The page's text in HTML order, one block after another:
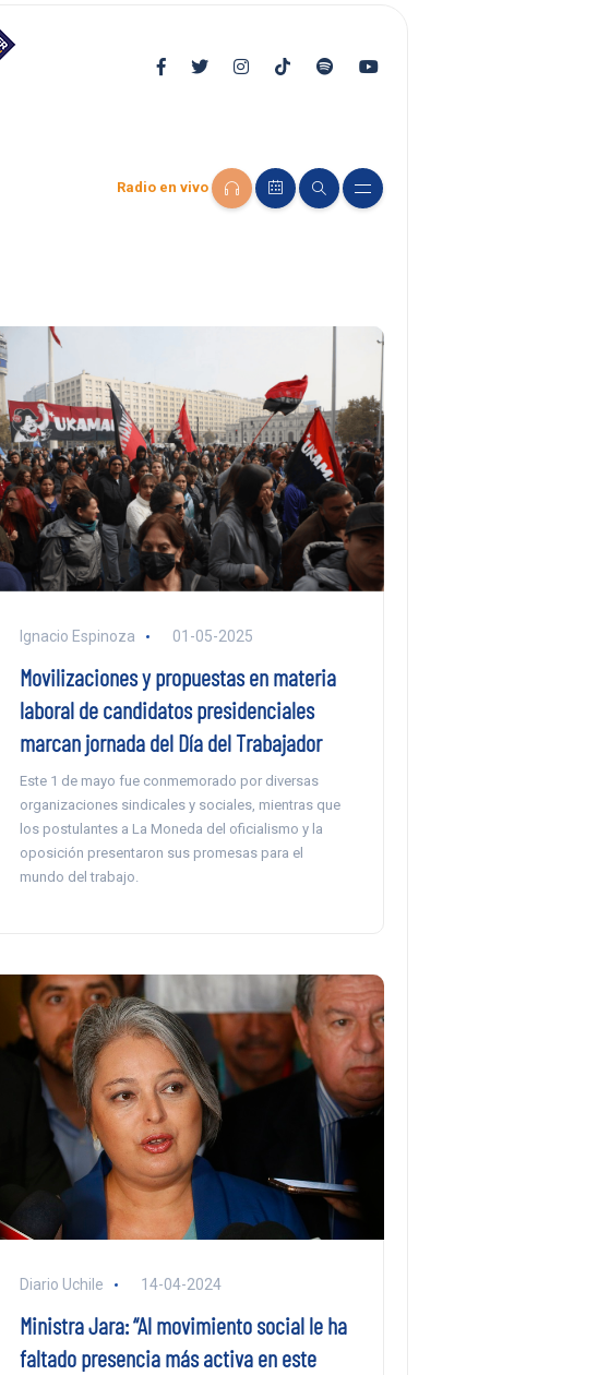
Radio en vivo
Ignacio Espinoza 01-05-2025
Movilizaciones y propuestas en materia
laboral de candidatos presidenciales
marcan jornada del Día del Trabajador
Este 1 de mayo fue conmemorado por diversas
organizaciones sindicales y sociales, mientras que
los postulantes a La Moneda del oficialismo y la
oposición presentaron sus promesas para el
mundo del trabajo.
Diario Uchile 14-04-2024
Ministra Jara: “Al movimiento social le ha
faltado presencia más activa en este